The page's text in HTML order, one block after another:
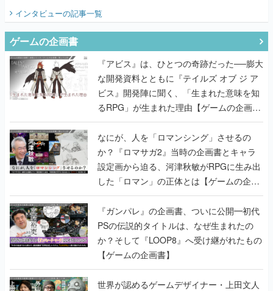
インタビューの記事一覧
ゲームの企画書
『アビス』は、ひとつの奇跡だった──膨大
な開発資料とともに『テイルズ オブ ジ ア
ビス』開発陣に聞く、「生まれた意味を知
るRPG」が生まれた理由【ゲームの企画
書】
なにが、人を「ロマンシング」させるの
か？『ロマサガ2』当時の企画書とキャラ
設定画から迫る、河津秋敏がRPGに生み出
した「ロマン」の正体とは【ゲームの企画
書】
『ガンパレ』の企画書、ついに公開━初代
PSの伝説的タイトルは、なぜ生まれたの
か？そして『LOOP8』へ受け継がれたもの
【ゲームの企画書】
世界が認めるゲームデザイナー・上田文人